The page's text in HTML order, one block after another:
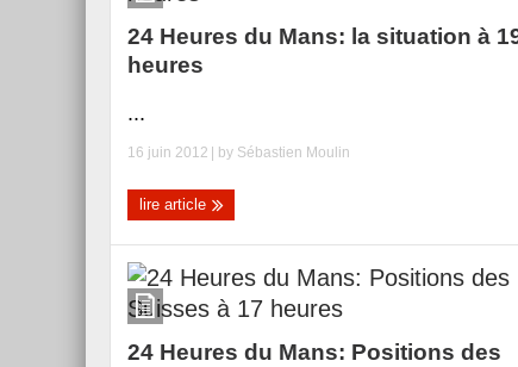
24 Heures du Mans: la situation à
heures
...
16 juin 2012 | by Sébastien Moulin
lire article
24 Heures du Mans: Positions des
Supersport